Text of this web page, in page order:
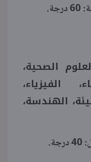
الصحية،
الفيزياء،
الهندسة،